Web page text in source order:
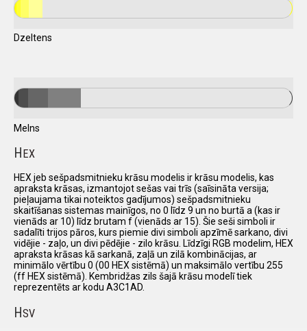
Dzeltens
Melns
HEX
HEX jeb sešpadsmitnieku krāsu modelis ir krāsu modelis, kas
apraksta krāsas, izmantojot sešas vai trīs (saīsināta versija;
pieļaujama tikai noteiktos gadījumos) sešpadsmitnieku
skaitīšanas sistemas mainīgos, no 0 līdz 9 un no burtā a (kas ir
vienāds ar 10) līdz brutam f (vienāds ar 15). Šie seši simboli ir
sadalīti trijos pāros, kurs piemie divi simboli apzīmē sarkano, divi
vidējie - zaļo, un divi pēdējie - zilo krāsu. Līdzīgi RGB modelim, HEX
apraksta krāsas kā sarkanā, zaļā un zilā kombinācijas, ar
minimālo vērtību 0 (00 HEX sistēmā) un maksimālo vertību 255
(ff HEX sistēmā). Kembridžas zils šajā krāsu modelī tiek
reprezentēts ar kodu A3C1AD.
HSV